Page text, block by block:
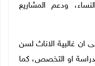
ودعم المشاريع
ان غالبية الاناث لسن
او التخصص، كما